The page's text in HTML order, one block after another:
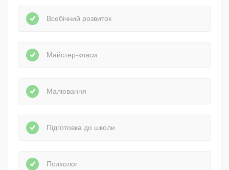
Всебічний розвиток
Майстер-класи
Малювання
Підготовка до школи
Психолог